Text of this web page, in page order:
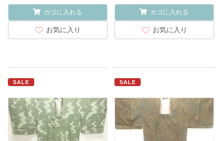
カゴに入れる
お気に入り
カゴに入れる
お気に入り
SALE SALE